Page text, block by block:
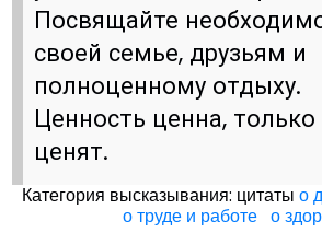
Посвящайте
своей семье, друзьям и
полноценному отдыху.
Ценность ценна, только
ценят.
Категория высказывания: цитатыо
о труде и работе о